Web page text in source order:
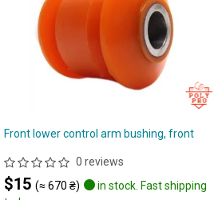
Front lower control arm bushing, front
0 reviews
$15 (≈ 670 ₴)
in stock. Fast shipping